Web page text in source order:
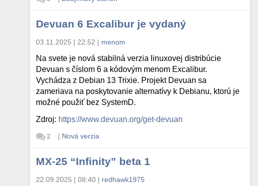
Devuan 6 Excalibur je vydaný
03.11.2025 | 22:52 | menom
Na svete je nová stabilná verzia linuxovej distribúcie
Devuan s číslom 6 a kódovým menom Excalibur.
Vychádza z Debian 13 Trixie. Projekt Devuan sa
zameriava na poskytovanie alternatívy k Debianu, ktorú je
možné použiť bez SystemD.
Zdroj: https://www.devuan.org/get-devuan
2 | Nová verzia
MX-25 “Infinity” beta 1
22.09.2025 | 08:40 | redhawk1975